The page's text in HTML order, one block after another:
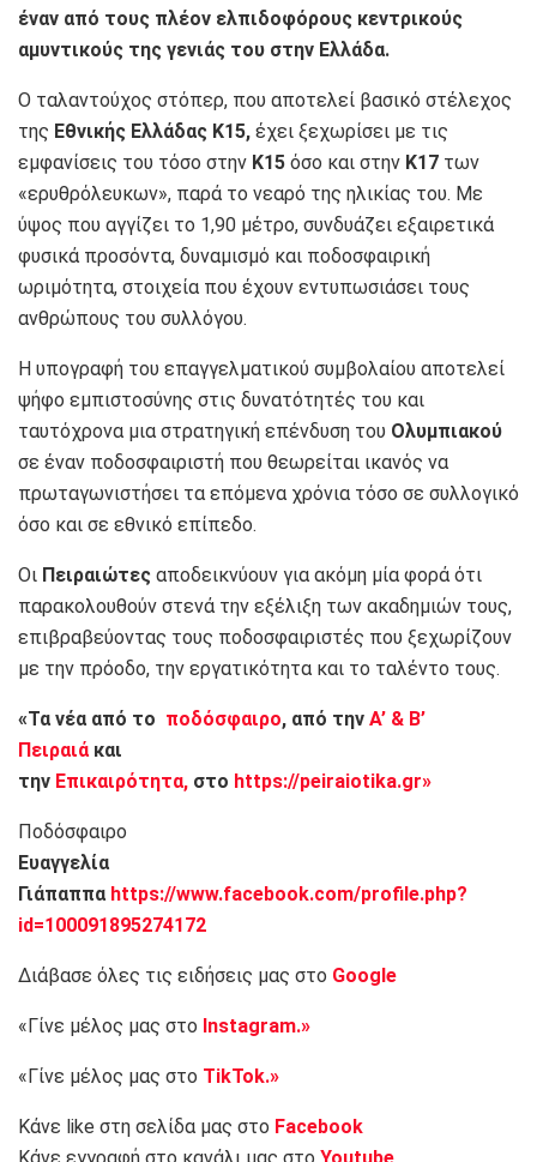
έναν από τους πλέον ελπιδοφόρους κεντρικούς
αμυντικούς της γενιάς του στην Ελλάδα.
Ο ταλαντούχος στόπερ, που αποτελεί βασικό στέλεχος
της Εθνικής Ελλάδας Κ15, έχει ξεχωρίσει με τις
εμφανίσεις του τόσο στην Κ15 όσο και στην Κ17 των
«ερυθρόλευκων», παρά το νεαρό της ηλικίας του. Με
ύψος που αγγίζει το 1,90 μέτρο, συνδυάζει εξαιρετικά
φυσικά προσόντα, δυναμισμό και ποδοσφαιρική
ωριμότητα, στοιχεία που έχουν εντυπωσιάσει τους
ανθρώπους του συλλόγου.
Η υπογραφή του επαγγελματικού συμβολαίου αποτελεί
ψήφο εμπιστοσύνης στις δυνατότητές του και
ταυτόχρονα μια στρατηγική επένδυση του Ολυμπιακού
σε έναν ποδοσφαιριστή που θεωρείται ικανός να
πρωταγωνιστήσει τα επόμενα χρόνια τόσο σε συλλογικό
όσο και σε εθνικό επίπεδο.
Οι Πειραιώτες αποδεικνύουν για ακόμη μία φορά ότι
παρακολουθούν στενά την εξέλιξη των ακαδημιών τους,
επιβραβεύοντας τους ποδοσφαιριστές που ξεχωρίζουν
με την πρόοδο, την εργατικότητα και το ταλέντο τους.
«Τα νέα από το ποδόσφαιρο, από την Α’ & Β’
Πειραιάκαι
την Επικαιρότητα, στο https://peiraiotika.gr»
Ποδόσφαιρο
Ευαγγελία
Γιάπαππα https://www.facebook.com/profile.php?
id=100091895274172
Διάβασε όλες τις ειδήσεις μας στο Google
«Γίνε μέλος μας στο Instagram.»
«Γίνε μέλος μας στο TikTok.»
Κάνε like στη σελίδα μας στο Facebook